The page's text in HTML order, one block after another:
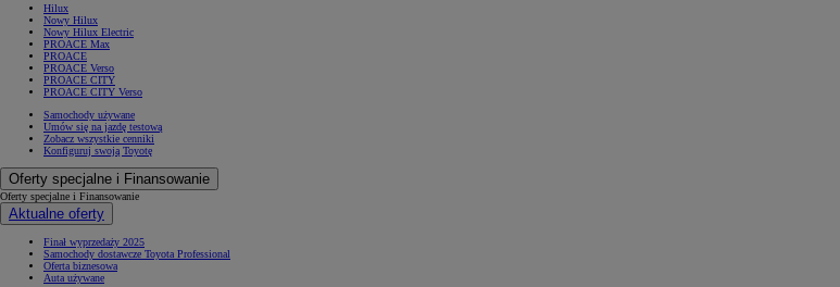
Hilux
Nowy Hilux
Nowy Hilux Electric
PROACE Max
PROACE
PROACE Verso
PROACE CITY
PROACE CITY Verso
Samochody używane
Umów się na jazdę testową
Zobacz wszystkie cenniki
Konfiguruj swoją Toyotę
Oferty specjalne i Finansowanie
Oferty specjalne i Finansowanie
Aktualne oferty
Finał wyprzedaży 2025
Samochody dostawcze Toyota Professional
Oferta biznesowa
Auta używane